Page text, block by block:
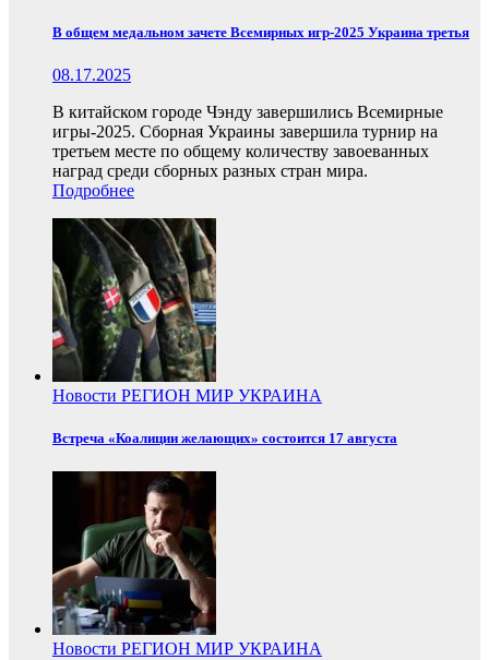
В общем медальном зачете Всемирных игр-2025 Украина третья
08.17.2025
В китайском городе Чэнду завершились Всемирные
игры-2025. Сборная Украины завершила турнир на
третьем месте по общему количеству завоеванных
наград среди сборных разных стран мира.
Подробнее
Новости РЕГИОН МИР УКРАИНА
Встреча «Коалиции желающих» состоится 17 августа
Новости РЕГИОН МИР УКРАИНА